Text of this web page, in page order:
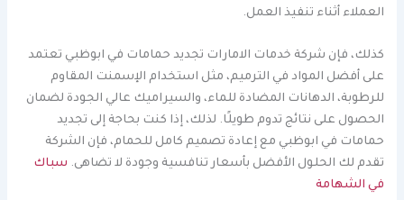
العملاء أثناء تنفيذ العمل.
كذلك، فإن شركة خدمات الامارات تجديد حمامات في ابوظبي تعتمد
على أفضل المواد في الترميم، مثل استخدام الإسمنت المقاوم
للرطوبة، الدهانات المضادة للماء، والسيراميك عالي الجودة لضمان
الحصول على نتائج تدوم طويلًا. لذلك، إذا كنت بحاجة إلى تجديد
حمامات في ابوظبي مع إعادة تصميم كامل للحمام، فإن الشركة
تقدم لك الحلول الأفضل بأسعار تنافسية وجودة لا تضاهى. سباك
في الشهامة